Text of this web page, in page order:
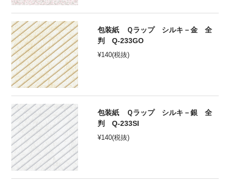
包装紙 Ｑラップ シルキ－金 全
判 Q-233GO
¥140(税抜)
包装紙 Ｑラップ シルキ－銀 全
判 Q-233SI
¥140(税抜)